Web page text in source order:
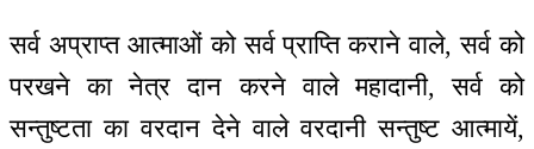
सर्व अप्राप्त आत्माओं को सर्व प्राप्ति कराने वाले, सर्व को
परखने का नेत्र दान करने वाले महादानी, सर्व को
सन्तुष्टता का वरदान देने वाले वरदानी सन्तुष्ट आत्मायें,